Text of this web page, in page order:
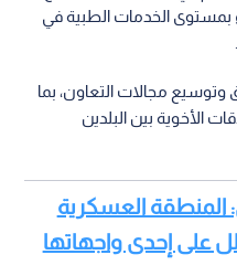
بمستوى الخدمات الطبية في
وتوسيع مجالات التعاون، بما
الأخوية بين البلدين
المنطقة العسكرية
على إحدى واجهاتها